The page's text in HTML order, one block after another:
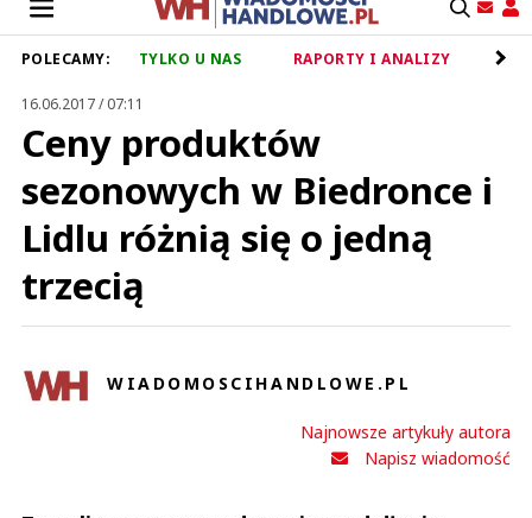
POLECAMY: TYLKO U NAS RAPORTY I ANALIZY
16.06.2017 / 07:11
Ceny produktów
sezonowych w Biedronce i
Lidlu różnią się o jedną
trzecią
WIADOMOSCIHANDLOWE.PL
Najnowsze artykuły autora
Napisz wiadomość